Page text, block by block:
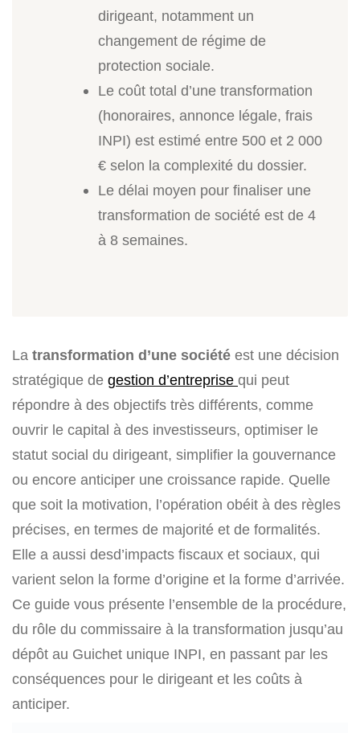
dirigeant, notamment un
changement de régime de
protection sociale.
Le coût total d’une transformation
(honoraires, annonce légale, frais
INPI) est estimé entre 500 et 2 000
€ selon la complexité du dossier.
Le délai moyen pour finaliser une
transformation de société est de 4
à 8 semaines.
La transformation d’une société est une décision
stratégique de gestion d’entreprise qui peut
répondre à des objectifs très différents, comme
ouvrir le capital à des investisseurs, optimiser le
statut social du dirigeant, simplifier la gouvernance
ou encore anticiper une croissance rapide. Quelle
que soit la motivation, l’opération obéit à des règles
précises, en termes de majorité et de formalités.
Elle a aussi desd’impacts fiscaux et sociaux, qui
varient selon la forme d’origine et la forme d’arrivée.
Ce guide vous présente l’ensemble de la procédure,
du rôle du commissaire à la transformation jusqu’au
dépôt au Guichet unique INPI, en passant par les
conséquences pour le dirigeant et les coûts à
anticiper.